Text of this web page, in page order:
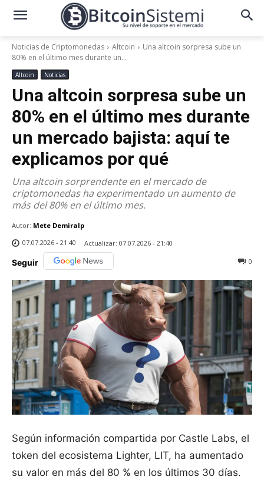
Noticias de Criptomonedas Altcoin
Una altcoin sorpresa sube un
80% en el último mes durante un...
Altcoin Noticias
Una altcoin sorpresa sube un
80% en el último mes durante
un mercado bajista: aquí te
explicamos por qué
Una altcoin sorprendente en el mercado de
criptomonedas ha experimentado un aumento de
más del 80% en el último mes.
Autor: Mete Demiralp
07.07.2026 - 21:40
Actualizar: 07.07.2026 - 21:40
Seguir 0
Según información compartida por Castle Labs, el
token del ecosistema Lighter, LIT, ha aumentado
su valor en más del 80 % en los últimos 30 días.